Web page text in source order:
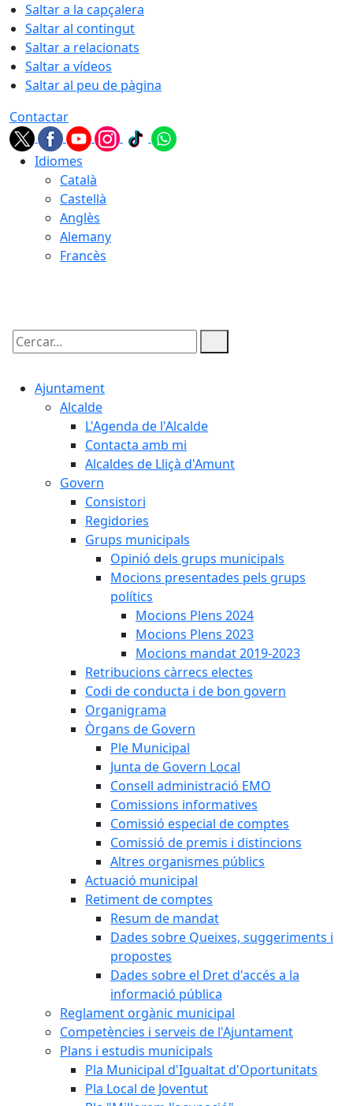
Saltar a la capçalera
Saltar al contingut
Saltar a relacionats
Saltar a vídeos
Saltar al peu de pàgina
Contactar
Idiomes
Català
Castellà
Anglès
Alemany
Francès
Cercar:
Ajuntament
Alcalde
L'Agenda de l'Alcalde
Contacta amb mi
Alcaldes de Lliçà d'Amunt
Govern
Consistori
Regidories
Grups municipals
Opinió dels grups municipals
Mocions presentades pels grups
polítics
Mocions Plens 2024
Mocions Plens 2023
Mocions mandat 2019-2023
Retribucions càrrecs electes
Codi de conducta i de bon govern
Organigrama
Òrgans de Govern
Ple Municipal
Junta de Govern Local
Consell administració EMO
Comissions informatives
Comissió especial de comptes
Comissió de premis i distincions
Altres organismes públics
Actuació municipal
Retiment de comptes
Resum de mandat
Dades sobre Queixes, suggeriments i
propostes
Dades sobre el Dret d'accés a la
informació pública
Reglament orgànic municipal
Competències i serveis de l'Ajuntament
Plans i estudis municipals
Pla Municipal d'Igualtat d'Oportunitats
Pla Local de Joventut